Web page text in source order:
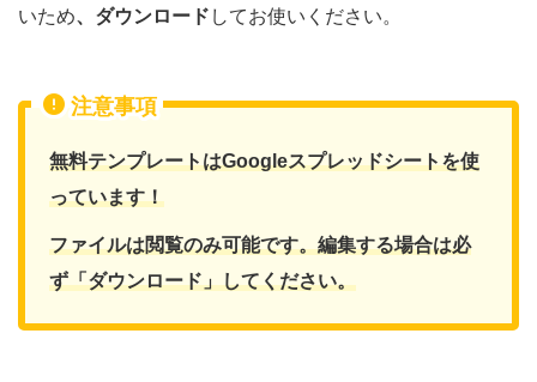
いため、ダウンロード してお使いください。
注意事項
無料テンプレートはGoogleスプレッドシートを使
っています！
ファイルは閲覧のみ可能です。編集する場合は必
ず「ダウンロード」してください。